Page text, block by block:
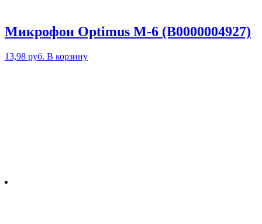
Микрофон Optimus M-6 (В0000004927)
13,98 руб. В корзину